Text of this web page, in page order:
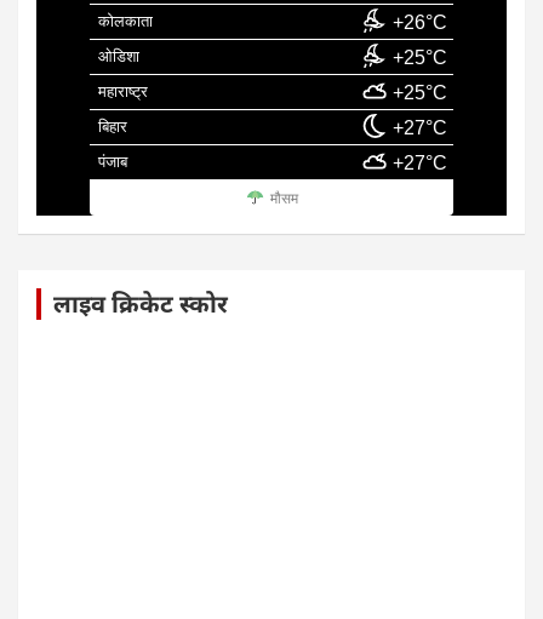
कोलकाता +26°C
ओडिशा +25°C
महाराष्ट्र +25°C
बिहार +27°C
पंजाब +27°C
मौसम
लाइव क्रिकेट स्कोर